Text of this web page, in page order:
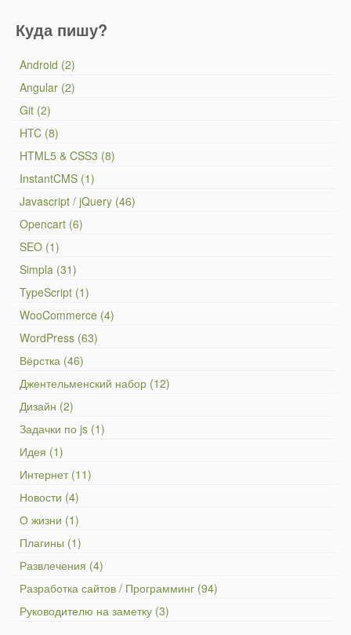
Куда пишу?
Android (2)
Angular (2)
Git (2)
HTC (8)
HTML5 & CSS3 (8)
InstantCMS (1)
Javascript / jQuery (46)
Opencart (6)
SEO (1)
Simpla (31)
TypeScript (1)
WooCommerce (4)
WordPress (63)
Вёрстка (46)
Джентельменский набор (12)
Дизайн (2)
Задачки по js (1)
Идея (1)
Интернет (11)
Новости (4)
О жизни (1)
Плагины (1)
Развлечения (4)
Разработка сайтов / Программинг (94)
Руководителю на заметку (3)